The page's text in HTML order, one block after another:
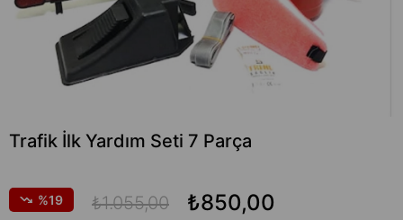
Trafik İlk Yardım Seti 7 Parça
19 ₺1.055,00 ₺850,00